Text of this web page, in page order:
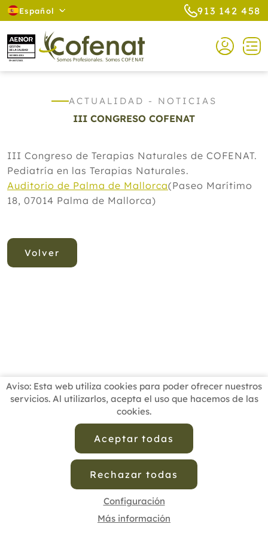
Español 913 142 458
ACTUALIDAD - NOTICIAS
III CONGRESO COFENAT
III Congreso de Terapias Naturales de COFENAT.
Pediatría en las Terapias Naturales.
Auditorio de Palma de Mallorca(Paseo Marítimo
18, 07014 Palma de Mallorca)
Volver
Aviso: Esta web utiliza cookies para poder ofrecer nuestros
servicios. Al utilizarlos, acepta el uso que hacemos de las
cookies.
Aceptar todas
Rechazar todas
Configuración
Más información
BUSCADOR PROFESIONALES
ESCUELAS RECOMENDADAS
CONTACTO
Política de Privacidad de Datos
Política de Calidad
Política de Cookies
Configuración de Cookies
© 2025 - Diseño y programación por